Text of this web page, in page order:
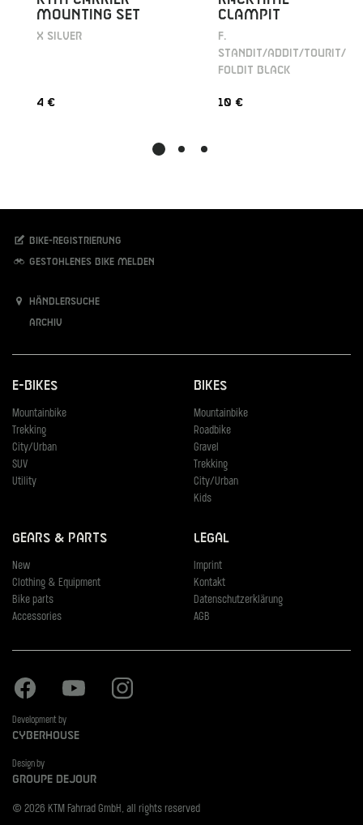
MOUNTING SET
X SILVER
4 €
CLAMPIT
F.
STANDIT/ADDIT/TOURIT/
FOLDIT BLACK
10 €
Bike-Registrierung
Gestohlenes Bike melden
Händlersuche
Archiv
E-Bikes
Mountainbike
Trekking
City/Urban
SUV
Utility
Bikes
Mountainbike
Roadbike
Gravel
Trekking
City/Urban
Kids
Gears & Parts
New
Clothing & Equipment
Bike parts
Accessories
Legal
Imprint
Kontakt
Datenschutzerklärung
AGB
Facebook Youtube
Development by
Cyberhouse
Design by
Groupe Dejour
© 2026 KTM Fahrrad GmbH, all rights reserved